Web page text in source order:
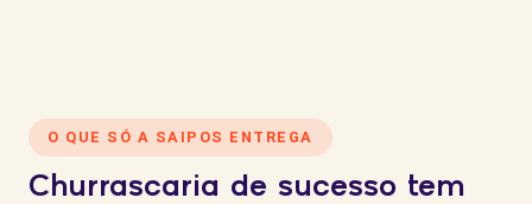
O QUE SÓ A SAIPOS ENTREGA
Churrascaria de sucesso tem